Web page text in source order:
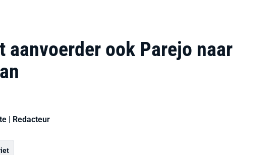
aanvoerder ook Parejo naar
| Redacteur